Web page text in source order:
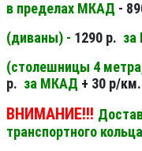
в пределах МКАД -
(диваны) - 1290 р.
(столешницы 4
р. за МКАД + 30 р/км.
ВНИМАНИЕ!!!
транспортного кольца